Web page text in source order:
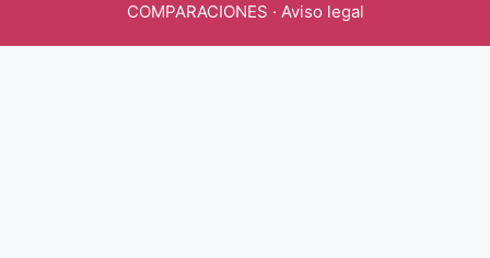
COMPARACIONES · Aviso legal